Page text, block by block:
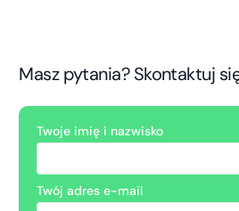
Masz pytania? Skontaktuj
Twoje imię i nazwisko
Twój adres e-mail